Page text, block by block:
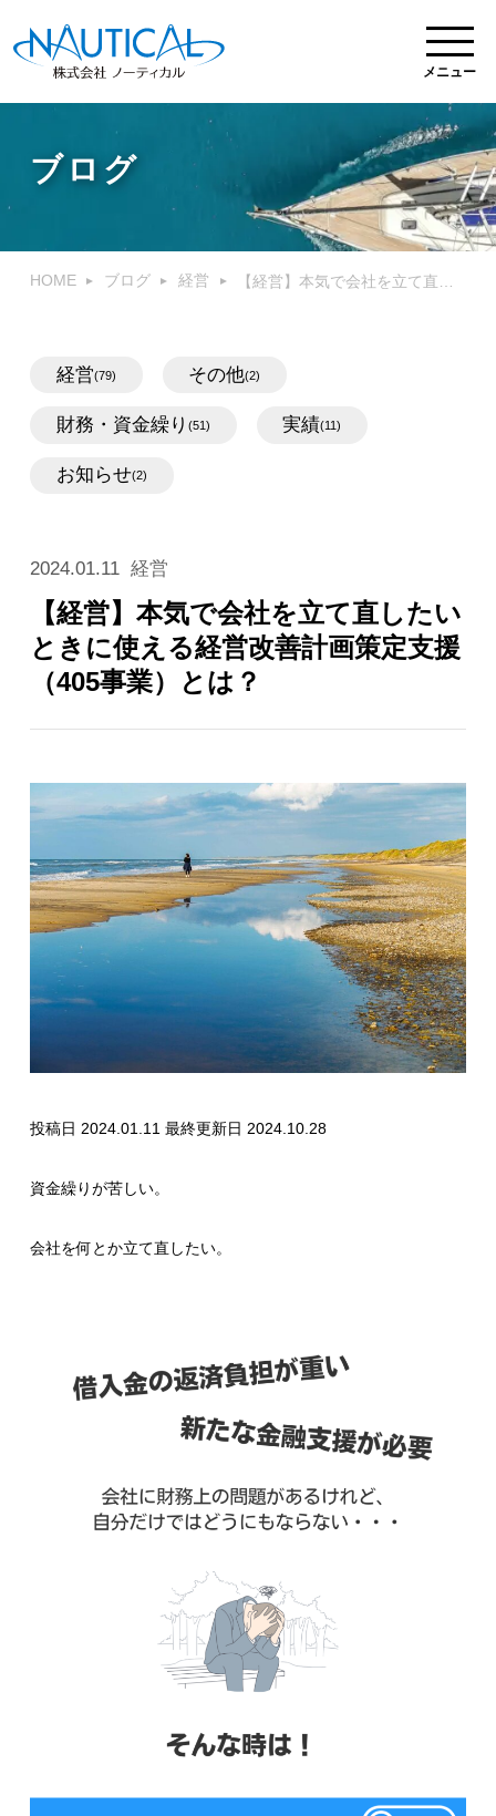
メニュー
ブログ
HOME ブログ 経営
2024.01.11 経営
【経営】本気で会社を立て直したい
ときに使える経営改善計画策定支援
（405事業）とは？
投稿日 2024.01.11 最終更新日 2024.10.28
資金繰りが苦しい。
会社を何とか立て直したい。
経営(79) その他(2)
財務・資金繰り (51) 実績(11)
お知らせ(2)